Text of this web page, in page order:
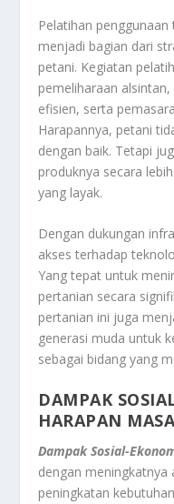
Pelatihan
menjadi bagian dari
petani. Kegiatan
pemeliharaan
efisien, serta
Harapannya, petani
dengan baik. Tetapi
produknya secara
yang layak.
Dengan dukungan
akses terhadap
Yang tepat untuk
pertanian secara
pertanian ini juga
generasi muda untuk
sebagai bidang yang
DAMPAK
HARAPAN
Dampak Sosial-
dengan meningkatnya
peningkatan